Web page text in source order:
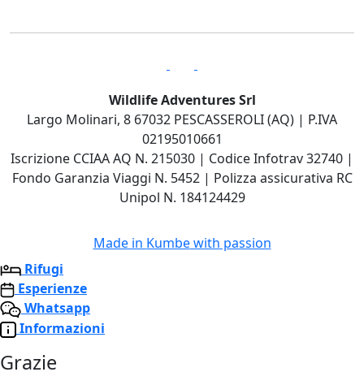
Wildlife Adventures Srl
Largo Molinari, 8 67032 PESCASSEROLI (AQ) | P.IVA
02195010661
Iscrizione CCIAA AQ N. 215030 | Codice Infotrav 32740 |
Fondo Garanzia Viaggi N. 5452 | Polizza assicurativa RC
Unipol N. 184124429
Made in Kumbewith passion
Rifugi
Esperienze
Whatsapp
Informazioni
Grazie